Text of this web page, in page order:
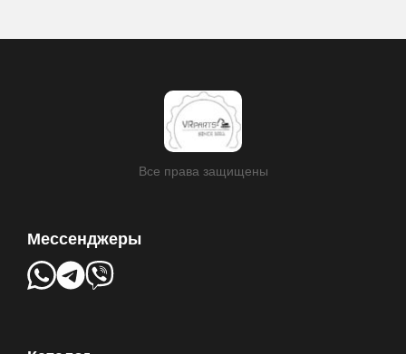
Все права защищены
Мессенджеры